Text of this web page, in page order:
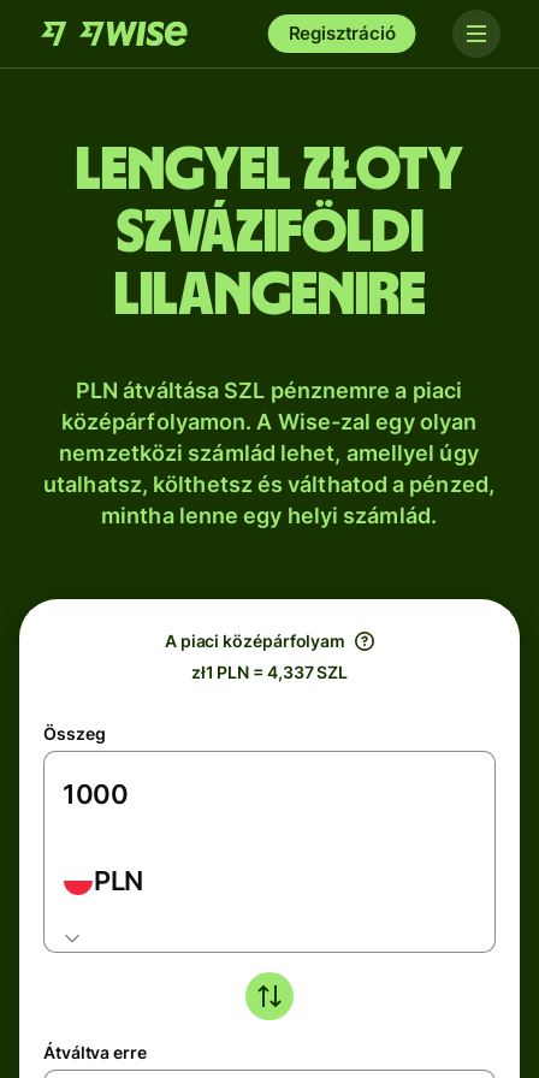
Regisztráció
lengyel złoty
szváziföldi
lilangenire
PLN átváltása SZL pénznemre a piaci
középárfolyamon. A Wise-zal egy olyan
nemzetközi számlád lehet, amellyel úgy
utalhatsz, költhetsz és válthatod a pénzed,
mintha lenne egy helyi számlád.
A piaci középárfolyam
zł1 PLN = 4,337 SZL
Összeg
PLN
Átváltva erre